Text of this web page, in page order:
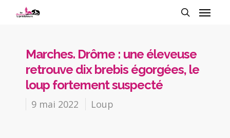
Marches. Drôme : une éleveuse
retrouve dix brebis égorgées, le
loup fortement suspecté
9 mai 2022 Loup